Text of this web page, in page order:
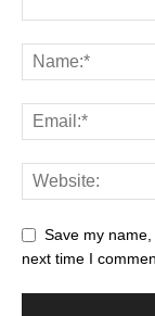
Save my
next time I